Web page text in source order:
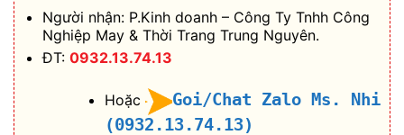
Người nhận: P.Kinh doanh – Công Ty Tnhh Công
Nghiệp May & Thời Trang Trung Nguyên.
ĐT: 0932.13.74.13
Hoặc
Goi/Chat Zalo Ms. Nhi
(0932.13.74.13)